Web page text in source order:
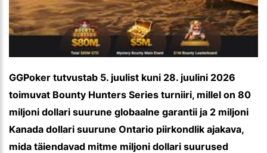
GGPoker tutvustab 5. juulist kuni 28. juulini 2026
toimuvat Bounty Hunters Series turniiri, millel on 80
miljoni dollari suurune globaalne garantii ja 2 miljoni
Kanada dollari suurune Ontario piirkondlik ajakava,
mida täiendavad mitme miljoni dollari suurused